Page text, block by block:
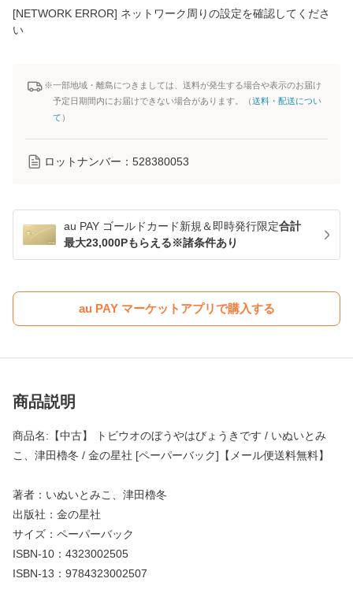
[NETWORK ERROR] ネットワーク周りの設定を確認してくださ
い
※一部地域・離島につきましては、送料が発生する場合や表示のお届け
予定日期間内にお届けできない場合があります。（送料・配送につい
て ）
ロットナンバー： 528380053
au PAY ゴールドカード新規＆即時発行限定合計
最大23,000Pもらえる※諸条件あり
au PAY マーケットアプリで購入する
商品説明
商品名:【中古】 トビウオのぼうやはびょうきです / いぬいとみ
こ、津田櫓冬 / 金の星社 [ペーパーバック]【メール便送料無料】
著者：いぬいとみこ、津田櫓冬
出版社：金の星社
サイズ：ペーパーバック
ISBN-10：4323002505
ISBN-13：9784323002507